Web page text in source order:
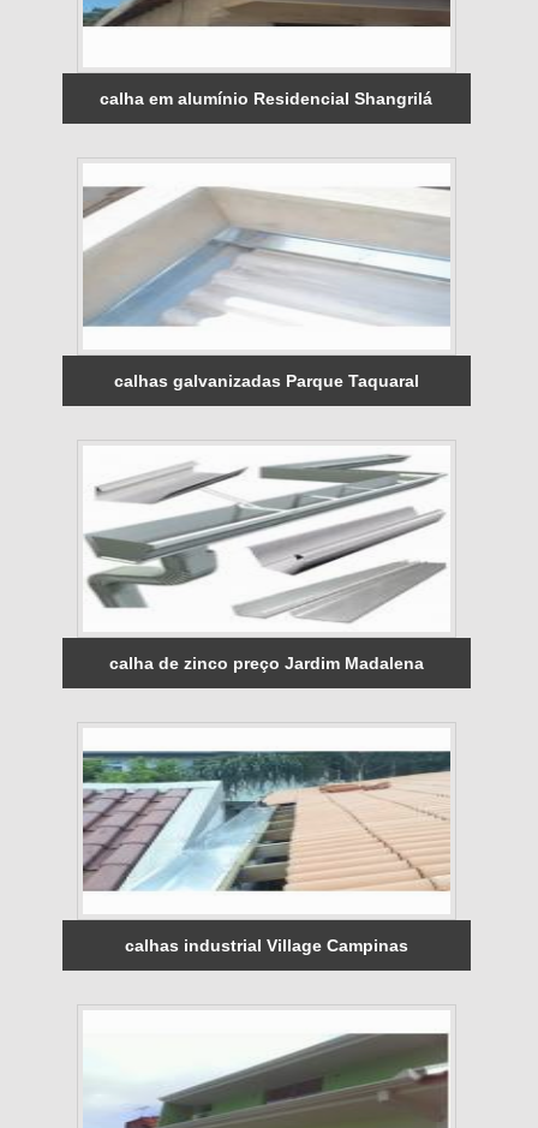
calha em alumínio Residencial Shangrilá
calhas galvanizadas Parque Taquaral
calha de zinco preço Jardim Madalena
calhas industrial Village Campinas